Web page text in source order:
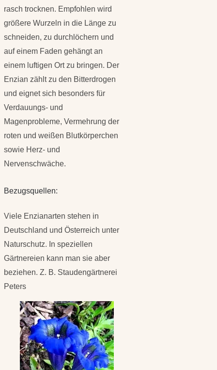
rasch trocknen. Empfohlen wird
größere Wurzeln in die Länge zu
schneiden, zu durchlöchern und
auf einem Faden gehängt an
einem luftigen Ort zu bringen. Der
Enzian zählt zu den Bitterdrogen
und eignet sich besonders für
Verdauungs- und
Magenprobleme, Vermehrung der
roten und weißen Blutkörperchen
sowie Herz- und
Nervenschwäche.
Bezugsquellen:
Viele Enzianarten stehen in
Deutschland und Österreich unter
Naturschutz. In speziellen
Gärtnereien kann man sie aber
beziehen. Z. B. Staudengärtnerei
Peters